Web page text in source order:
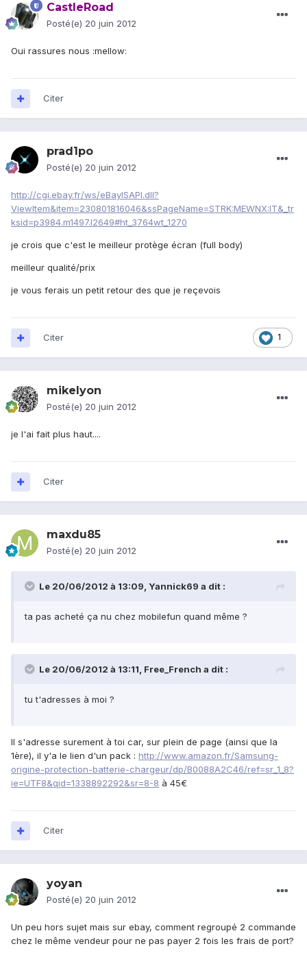
CastleRoad
Posté(e) 20 juin 2012
Oui rassures nous :mellow:
Citer
prad1po
Posté(e) 20 juin 2012
http://cgi.ebay.fr/ws/eBayISAPI.dll?
ViewItem&item=230801816046&ssPageName=STRK:MEWNX:IT&_tr
ksid=p3984.m1497.l2649#ht_3764wt_1270
je crois que c'est le meilleur protège écran (full body)
meilleur qualité/prix
je vous ferais un petit retour des que je reçevois
1
Citer
mikelyon
Posté(e) 20 juin 2012
je l'ai fait plus haut....
Citer
maxdu85
Posté(e) 20 juin 2012
Le 20/06/2012 à 13:09, Yannick69 a dit :
ta pas acheté ça nu chez mobilefun quand même ?
Le 20/06/2012 à 13:11, Free_French a dit :
tu t'adresses à moi ?
Il s'adresse surement à toi car, sur plein de page (ainsi que la
1ère), il y'a le lien d'un pack : http://www.amazon.fr/Samsung-
origine-protection-batterie-chargeur/dp/B0088A2C46/ref=sr_1_8?
ie=UTF8&qid=1338892292&sr=8-8 à 45€
Citer
yoyan
Posté(e) 20 juin 2012
Un peu hors sujet mais sur ebay, comment regroupé 2 commande
chez le même vendeur pour ne pas payer 2 fois les frais de port?